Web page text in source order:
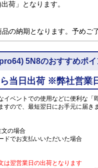
荷」となります。
の納期となります。予めご
5N8のおすすめポイ
当日出荷 ※弊社営業
イベントでの使用などに便利な「
ので、最短翌日にお手元に届きま
文の場合
ドでお支払いいただいた場合
は翌営業日の出荷となります